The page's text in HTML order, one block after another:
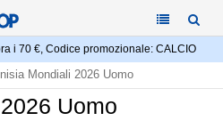
i 70 €, Codice promozionale: CALCIO
Mondiali 2026 Uomo
Uomo